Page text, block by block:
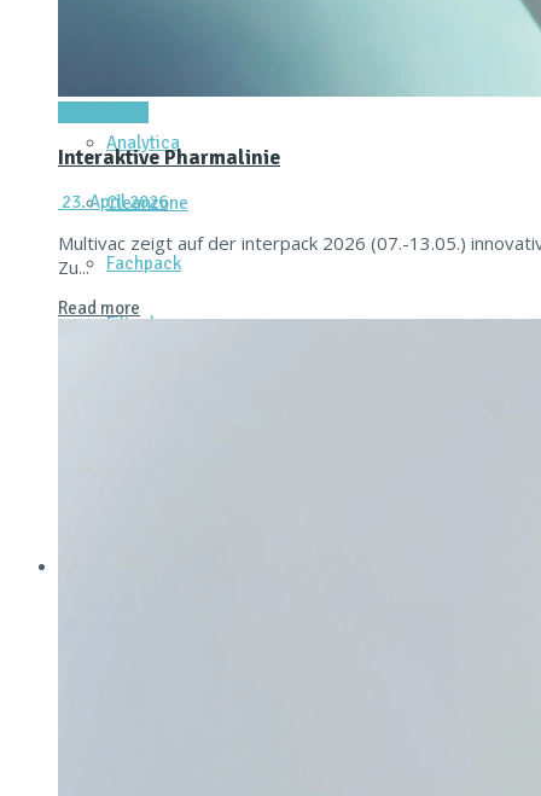
Analytica
Cleanzone
Fachpack
Filtech
Interaktive Pharmalinie
23. April 2026
Multivac zeigt auf der interpack 2026 (07.-13.05.)
Zu...
Read more